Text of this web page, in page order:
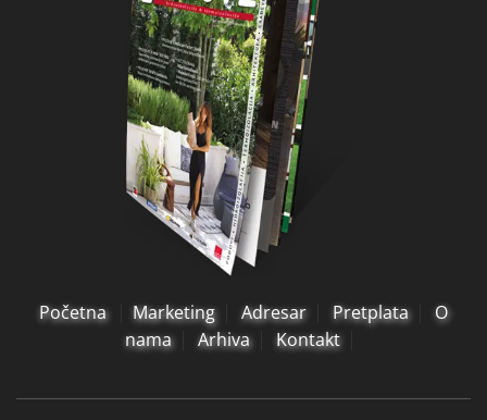
Početna Marketing Adresar Pretplata
O
nama
Arhiva Kontakt